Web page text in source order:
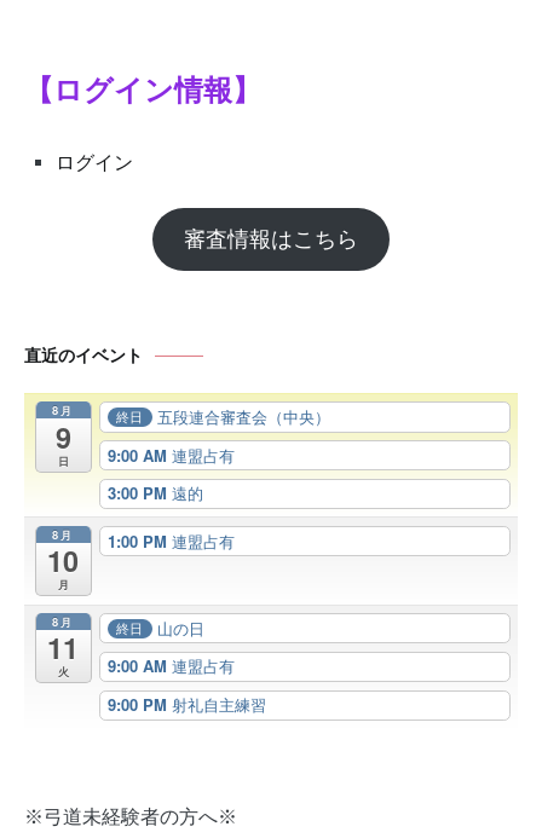
【ログイン情報】
ログイン
審査情報はこちら
直近のイベント
8月
9
日
終日
五段連合審査会（中央）
9:00 AM 連盟占有
3:00 PM 遠的
8月
10
月
1:00 PM 連盟占有
8月
11
火
終日
山の日
9:00 AM 連盟占有
9:00 PM 射礼自主練習
※弓道未経験者の方へ※